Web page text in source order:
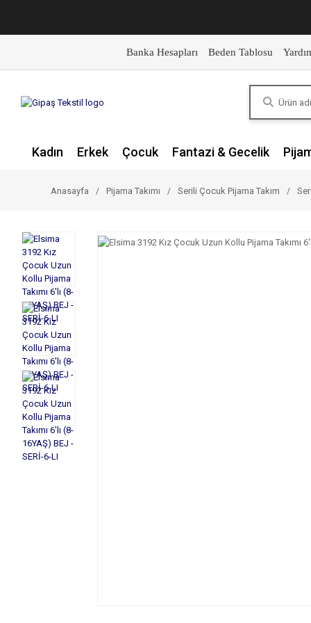
Banka Hesapları Beden Tablosu
Kadın Erkek Çocuk Fantazi & Gecelik
Anasayfa Pijama Takımı Serili Çocuk Pijama Takım